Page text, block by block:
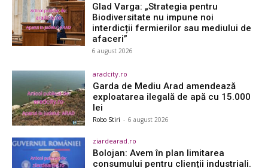
Glad Varga: „Strategia pentru
Biodiversitate nu impune noi
interdicții fermierilor sau mediului de
afaceri”
6 august 2026
aradcity.ro
Garda de Mediu Arad amendează
exploatarea ilegală de apă cu 15.000
lei
Robo Stiri - 6 august 2026
ziardearad.ro
Bolojan: Avem în plan limitarea
consumului pentru clienții industriali.